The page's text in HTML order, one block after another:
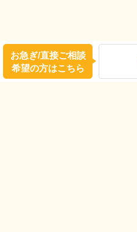
お急ぎ/直接ご相談
希望の方はこちら